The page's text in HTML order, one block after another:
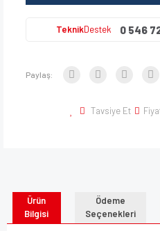
TeknikDestek 0 546
Paylaş:
Tavsiye Et
Ürün
Bilgisi
Ödeme
Seçenekleri